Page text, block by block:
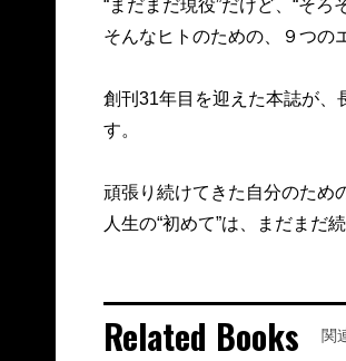
“まだまだ現役”だけど、“そ
そんなヒトのための、９つの
創刊31年目を迎えた本誌が、
す。
頑張り続けてきた自分のため
人生の“初めて”は、まだまだ続
Related Books 関